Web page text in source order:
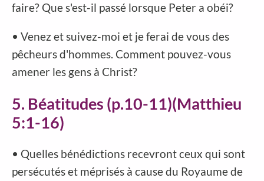
faire? Que s'est-il passé lorsque Peter a obéi?
• Venez et suivez-moi et je ferai de vous des
pêcheurs d'hommes. Comment pouvez-vous
amener les gens à Christ?
5. Béatitudes (p.10-11)(Matthieu
5:1-16)
• Quelles bénédictions recevront ceux qui sont
persécutés et méprisés à cause du Royaume de